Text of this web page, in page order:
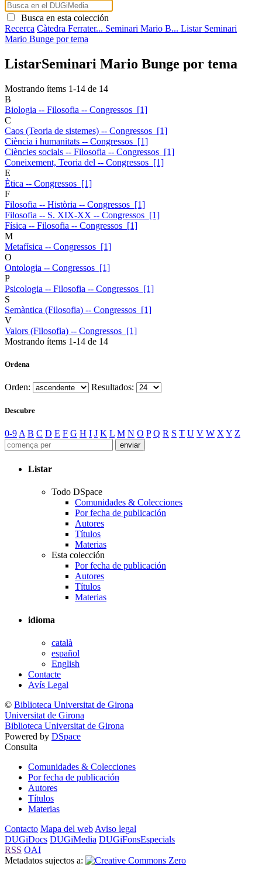
Busca en esta colección
Recerca Càtedra Ferrater... Seminari Mario B... Listar Seminari
Mario Bunge por tema
ListarSeminari Mario Bunge por tema
Mostrando ítems 1-14 de 14
B
Biologia -- Filosofia -- Congressos [1]
C
Caos (Teoria de sistemes) -- Congressos [1]
Ciència i humanitats -- Congressos [1]
Ciències socials -- Filosofia -- Congressos [1]
Coneixement, Teoria del -- Congressos [1]
E
Ètica -- Congressos [1]
F
Filosofia -- Història -- Congressos [1]
Filosofia -- S. XIX-XX -- Congressos [1]
Física -- Filosofia -- Congressos [1]
M
Metafísica -- Congressos [1]
O
Ontologia -- Congressos [1]
P
Psicologia -- Filosofia -- Congressos [1]
S
Semàntica (Filosofia) -- Congressos [1]
V
Valors (Filosofia) -- Congressos [1]
Mostrando ítems 1-14 de 14
Ordena
Orden: Resultados:
Descubre
0-9 A B C D E F G H I J K L M N O P Q R S T U V W X Y Z
Listar
Todo DSpace
Comunidades & Colecciones
Por fecha de publicación
Autores
Títulos
Materias
Esta colección
Por fecha de publicación
Autores
Títulos
Materias
idioma
català
español
English
Contacte
Avís Legal
© Biblioteca Universitat de Girona
Universitat de Girona
Biblioteca Universitat de Girona
Powered by DSpace
Consulta
Comunidades & Colecciones
Por fecha de publicación
Autores
Títulos
Materias
Contacto Mapa del webAviso legal
DUGiDocs DUGiMedia DUGiFonsEspecials
RSS OAI
Metadatos sujectos a: